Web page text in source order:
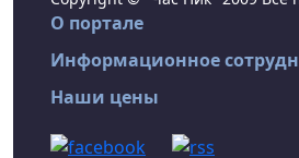
О портале
Информационное
Наши цены